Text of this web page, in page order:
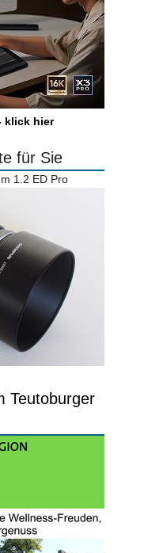
klick hier
für Sie
1.2 ED Pro
Teutoburger